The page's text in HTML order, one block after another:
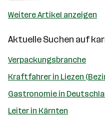
Weitere Artikel anzeigen
Aktuelle Suchen auf
Verpackungsbranche
Kraftfahrer in Liezen
Gastronomie in
Leiter in Kärnten